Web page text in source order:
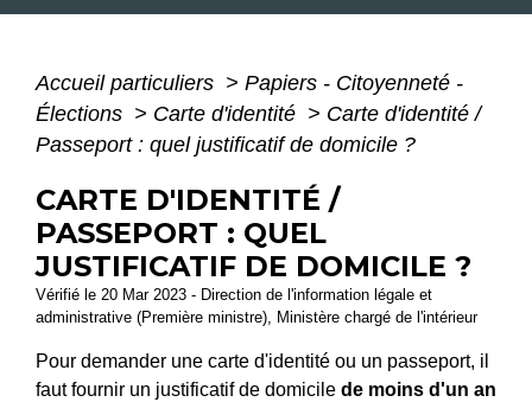
Accueil particuliers > Papiers - Citoyenneté -
Élections > Carte d'identité > Carte d'identité /
Passeport : quel justificatif de domicile ?
CARTE D'IDENTITÉ /
PASSEPORT : QUEL
JUSTIFICATIF DE DOMICILE ?
Vérifié le 20 Mar 2023 - Direction de l'information légale et
administrative (Première ministre), Ministère chargé de l'intérieur
Pour demander une carte d'identité ou un passeport, il
faut fournir un justificatif de domicile de moins d'un an